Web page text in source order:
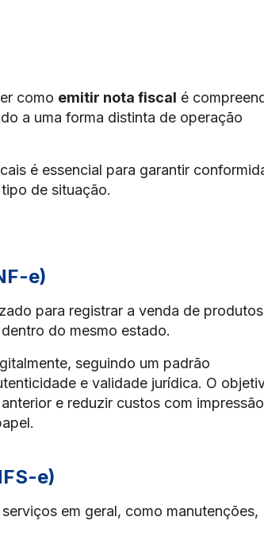
como emitir nota fiscal é
a uma forma distinta de operação
é essencial para garantir
de situação.
e)
para registrar a venda de produtos
do mesmo estado.
seguindo um padrão
e validade jurídica. O
e reduzir custos com
e)
em geral, como manutenções,